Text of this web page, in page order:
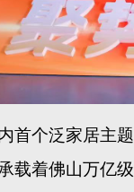
首个泛家居主
载着佛山万亿